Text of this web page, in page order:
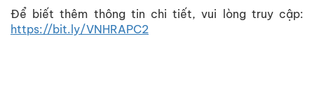
Để biết thêm thông tin chi tiết, vui lòng truy cập:
https://bit.ly/VNHRAPC2